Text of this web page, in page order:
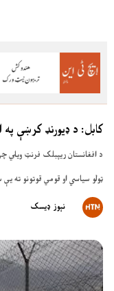
کابل: د ډیورنډ کرښې
د افغانستان ریپبلک فرنټ ویلي
ټولو سیاسي او قومي قوتونو ته
نېوز ډیسک